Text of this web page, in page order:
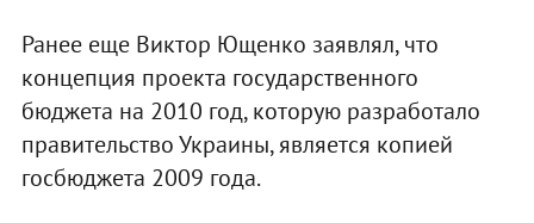
Ранее еще Виктор Ющенко заявлял, что
концепция проекта государственного
бюджета на 2010 год, которую разработало
правительство Украины, является копией
госбюджета 2009 года.